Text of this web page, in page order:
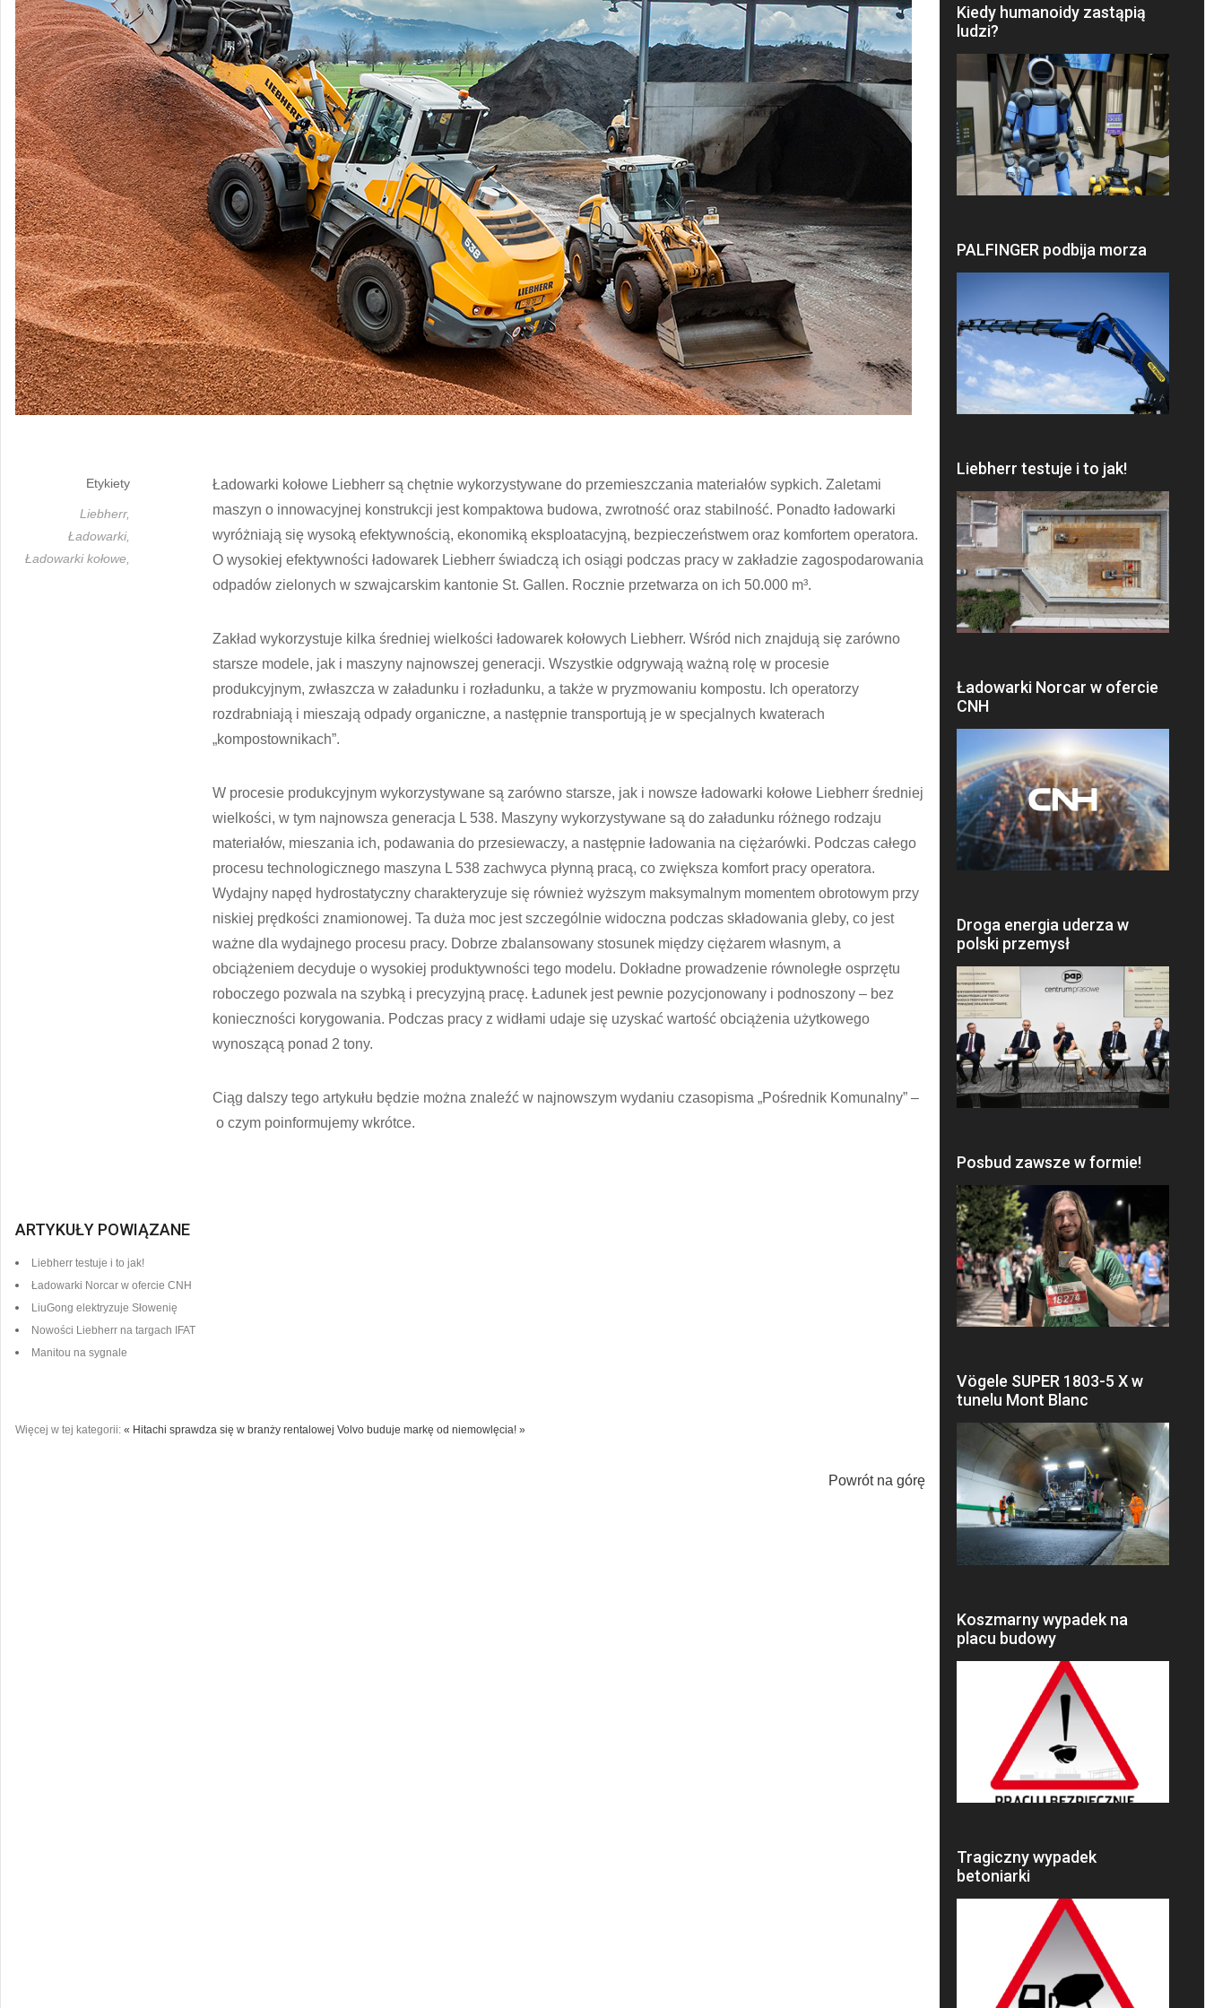
Etykiety
Liebherr,
Ładowarki,
Ładowarki kołowe,
Ładowarki kołowe Liebherr są chętnie wykorzystywane do przemieszczania materiałów sypkich. Zaletami
maszyn o innowacyjnej konstrukcji jest kompaktowa budowa, zwrotność oraz stabilność. Ponadto ładowarki
wyróżniają się wysoką efektywnością, ekonomiką eksploatacyjną, bezpieczeństwem oraz komfortem operatora.
O wysokiej efektywności ładowarek Liebherr świadczą ich osiągi podczas pracy w zakładzie zagospodarowania
odpadów zielonych w szwajcarskim kantonie St. Gallen. Rocznie przetwarza on ich 50.000 m³.
Zakład wykorzystuje kilka średniej wielkości ładowarek kołowych Liebherr. Wśród nich znajdują się zarówno
starsze modele, jak i maszyny najnowszej generacji. Wszystkie odgrywają ważną rolę w procesie
produkcyjnym, zwłaszcza w załadunku i rozładunku, a także w pryzmowaniu kompostu. Ich operatorzy
rozdrabniają i mieszają odpady organiczne, a następnie transportują je w specjalnych kwaterach
„kompostownikach”.
W procesie produkcyjnym wykorzystywane są zarówno starsze, jak i nowsze ładowarki kołowe Liebherr średniej
wielkości, w tym najnowsza generacja L 538. Maszyny wykorzystywane są do załadunku różnego rodzaju
materiałów, mieszania ich, podawania do przesiewaczy, a następnie ładowania na ciężarówki. Podczas całego
procesu technologicznego maszyna L 538 zachwyca płynną pracą, co zwiększa komfort pracy operatora.
Wydajny napęd hydrostatyczny charakteryzuje się również wyższym maksymalnym momentem obrotowym przy
niskiej prędkości znamionowej. Ta duża moc jest szczególnie widoczna podczas składowania gleby, co jest
ważne dla wydajnego procesu pracy. Dobrze zbalansowany stosunek między ciężarem własnym, a
obciążeniem decyduje o wysokiej produktywności tego modelu. Dokładne prowadzenie równoległe osprzętu
roboczego pozwala na szybką i precyzyjną pracę. Ładunek jest pewnie pozycjonowany i podnoszony – bez
konieczności korygowania. Podczas pracy z widłami udaje się uzyskać wartość obciążenia użytkowego
wynoszącą ponad 2 tony.
Ciąg dalszy tego artykułu będzie można znaleźć w najnowszym wydaniu czasopisma „Pośrednik Komunalny” –
o czym poinformujemy wkrótce.
ARTYKUŁY POWIĄZANE
Liebherr testuje i to jak!
Ładowarki Norcar w ofercie CNH
LiuGong elektryzuje Słowenię
Nowości Liebherr na targach IFAT
Manitou na sygnale
Więcej w tej kategorii: « Hitachi sprawdza się w branży rentalowej Volvo buduje markę od niemowlęcia! »
Powrót na górę
Kiedy humanoidy zastąpią
ludzi?
PALFINGER podbija morza
Liebherr testuje i to jak!
Ładowarki Norcar w ofercie
CNH
Droga energia uderza w
polski przemysł
Posbud zawsze w formie!
Vögele SUPER 1803-5 X w
tunelu Mont Blanc
Koszmarny wypadek na
placu budowy
Tragiczny wypadek
betoniarki